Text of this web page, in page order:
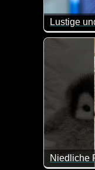
Lustige
Eine tolle
Niedliche